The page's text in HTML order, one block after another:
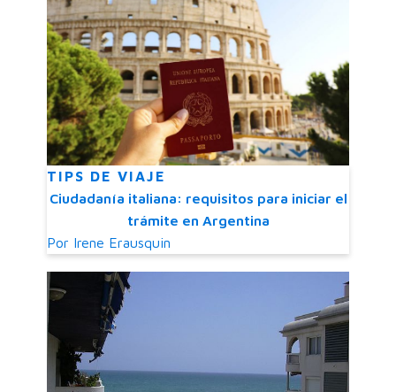
TIPS DE VIAJE
Ciudadanía italiana: requisitos para iniciar el
trámite en Argentina
Por Irene Erausquin